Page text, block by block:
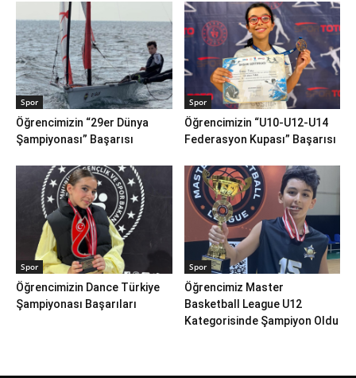
Spor
Öğrencimizin “29er Dünya
Şampiyonası” Başarısı
Spor
Öğrencimizin “U10-U12-U14
Federasyon Kupası” Başarısı
Spor
Öğrencimizin Dance Türkiye
Şampiyonası Başarıları
Spor
Öğrencimiz Master
Basketball League U12
Kategorisinde Şampiyon Oldu